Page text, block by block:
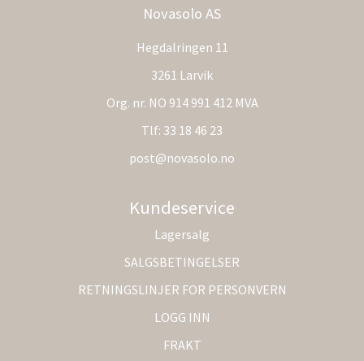
Novasolo AS
Hegdalringen 11
3261 Larvik
Org. nr. NO 914 991 412 MVA
Tlf: 33 18 46 23
post@novasolo.no
Kundeservice
Lagersalg
SALGSBETINGELSER
RETNINGSLINJER FOR PERSONVERN
LOGG INN
FRAKT